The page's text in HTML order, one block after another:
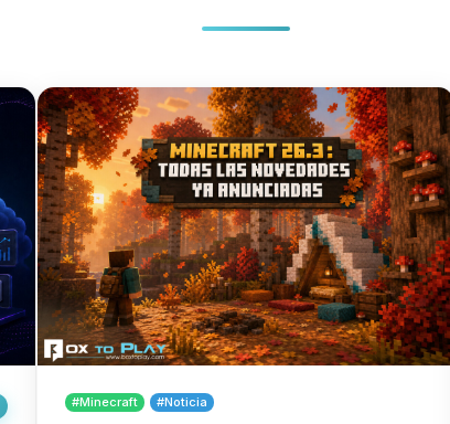
#Minecraft #Noticia